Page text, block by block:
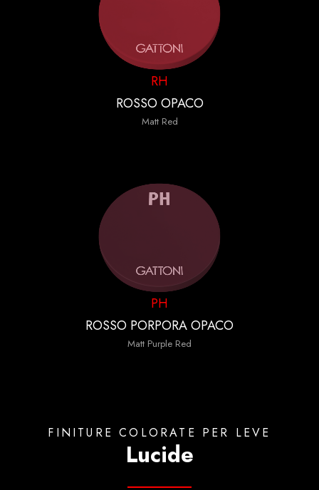
RH
ROSSO OPACO
Matt Red
PH
ROSSO PORPORA OPACO
Matt Purple Red
FINITURE COLORATE PER LEVE
Lucide